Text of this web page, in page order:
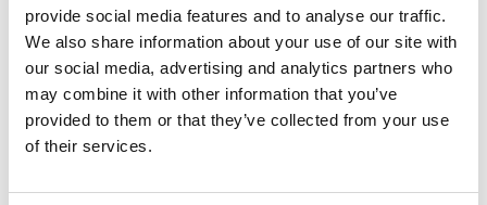
provide social media features and to analyse our traffic.
We also share information about your use of our site with
our social media, advertising and analytics partners who
may combine it with other information that you’ve
provided to them or that they’ve collected from your use
of their services.
För hela familjen
2024 stod Varbergs nya butik och bygglagar klart. Förmodligen
ett av Sveriges mest välsorterade byggvaruhus som välkomnar
både dig som konsument och proffskund. Varbergs Trä har allt